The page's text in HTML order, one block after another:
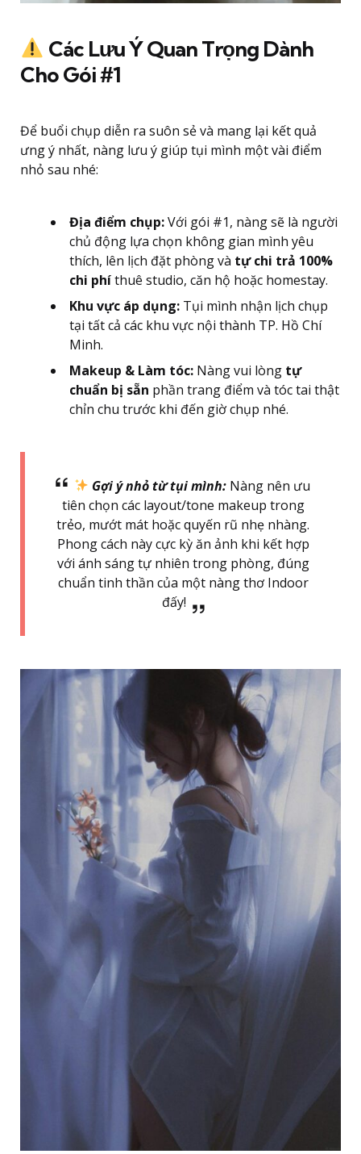
Các Lưu Ý Quan Trọng Dành
Cho Gói #1
Để buổi chụp diễn ra suôn sẻ và mang lại kết quả
ưng ý nhất, nàng lưu ý giúp tụi mình một vài điểm
nhỏ sau nhé:
Địa điểm chụp:Với gói #1, nàng sẽ là người
chủ động lựa chọn không gian mình yêu
thích, lên lịch đặt phòng và tự chi trả 100%
chi phíthuê studio, căn hộ hoặc homestay.
Khu vực áp dụng: Tụi mình nhận lịch chụp
tại tất cả các khu vực nội thành TP. Hồ Chí
Minh.
Makeup & Làm tóc: Nàng vui lòng tự
chuẩn bị sẵn phần trang điểm và tóc tai thật
chỉn chu trước khi đến giờ chụp nhé.
Gợi ý nhỏ từ tụi mình: Nàng nên ưu
tiên chọn các layout/tone makeup trong
trẻo, mướt mát hoặc quyến rũ nhẹ nhàng.
Phong cách này cực kỳ ăn ảnh khi kết hợp
với ánh sáng tự nhiên trong phòng, đúng
chuẩn tinh thần của một nàng thơ Indoor
đấy!